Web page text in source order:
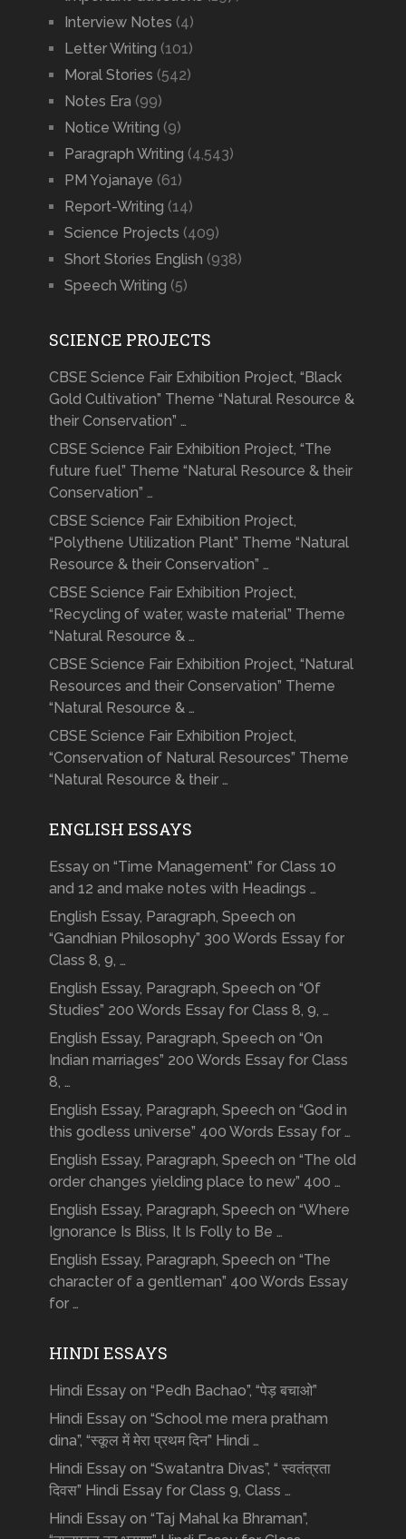
Interview Notes (4)
Letter Writing (101)
Moral Stories (542)
Notes Era (99)
Notice Writing (9)
Paragraph Writing (4,543)
PM Yojanaye (61)
Report-Writing (14)
Science Projects (409)
Short Stories English (938)
Speech Writing (5)
SCIENCE PROJECTS
CBSE Science Fair Exhibition Project, “Black
Gold Cultivation” Theme “Natural Resource &
their Conservation” …
CBSE Science Fair Exhibition Project, “The
future fuel” Theme “Natural Resource & their
Conservation” …
CBSE Science Fair Exhibition Project,
“Polythene Utilization Plant” Theme “Natural
Resource & their Conservation” …
CBSE Science Fair Exhibition Project,
“Recycling of water, waste material” Theme
“Natural Resource & …
CBSE Science Fair Exhibition Project, “Natural
Resources and their Conservation” Theme
“Natural Resource & …
CBSE Science Fair Exhibition Project,
“Conservation of Natural Resources” Theme
“Natural Resource & their …
ENGLISH ESSAYS
Essay on “Time Management” for Class 10
and 12 and make notes with Headings …
English Essay, Paragraph, Speech on
“Gandhian Philosophy” 300 Words Essay for
Class 8, 9, …
English Essay, Paragraph, Speech on “Of
Studies” 200 Words Essay for Class 8, 9, …
English Essay, Paragraph, Speech on “On
Indian marriages” 200 Words Essay for Class
8, …
English Essay, Paragraph, Speech on “God in
this godless universe” 400 Words Essay for …
English Essay, Paragraph, Speech on “The old
order changes yielding place to new” 400 …
English Essay, Paragraph, Speech on “Where
Ignorance Is Bliss, It Is Folly to Be …
English Essay, Paragraph, Speech on “The
character of a gentleman” 400 Words Essay
for …
HINDI ESSAYS
Hindi Essay on “Pedh Bachao”, “पेड़ बचाओ”
Hindi Essay on “School me mera pratham
dina”, “स्कूल में मेरा प्रथम दिन” Hindi …
Hindi Essay on “Swatantra Divas”, “ स्वतंत्रता
दिवस” Hindi Essay for Class 9, Class …
Hindi Essay on “Taj Mahal ka Bhraman”,